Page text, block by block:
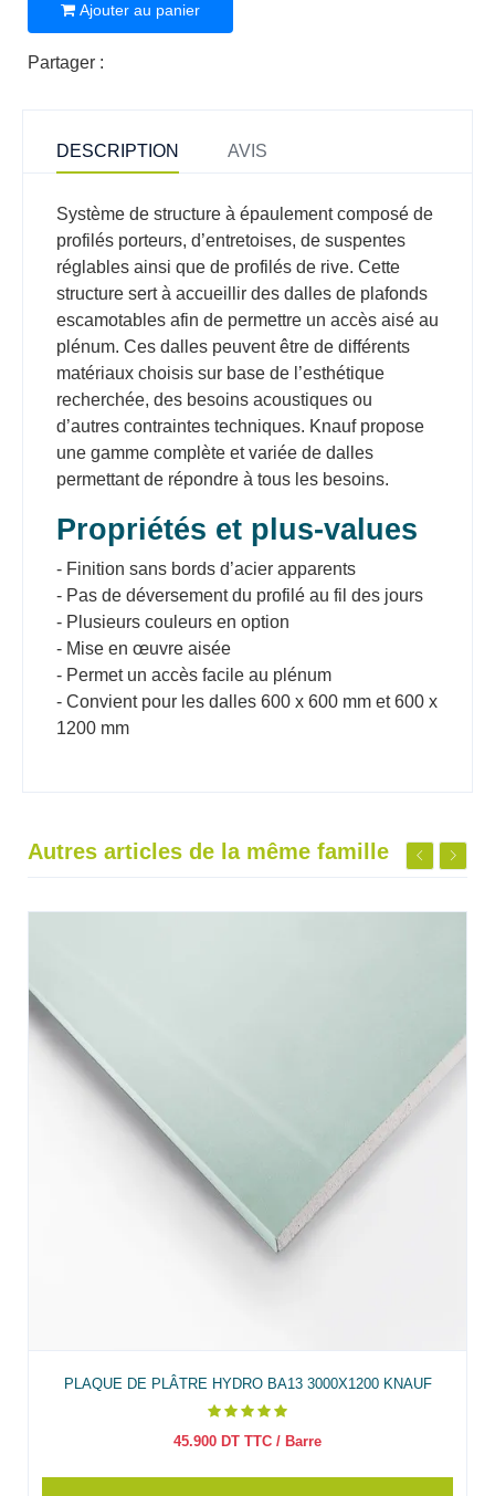
Ajouter au panier
Partager :
DESCRIPTION AVIS
Système de structure à épaulement composé de
profilés porteurs, d’entretoises, de suspentes
réglables ainsi que de profilés de rive. Cette
structure sert à accueillir des dalles de plafonds
escamotables afin de permettre un accès aisé au
plénum. Ces dalles peuvent être de différents
matériaux choisis sur base de l’esthétique
recherchée, des besoins acoustiques ou
d’autres contraintes techniques. Knauf propose
une gamme complète et variée de dalles
permettant de répondre à tous les besoins.
Propriétés et plus-values
- Finition sans bords d’acier apparents
- Pas de déversement du profilé au fil des jours
- Plusieurs couleurs en option
- Mise en œuvre aisée
- Permet un accès facile au plénum
- Convient pour les dalles 600 x 600 mm et 600 x
1200 mm
Autres articles de la même famille
PLAQUE DE PLÂTRE HYDRO BA13 3000X1200 KNAUF
45.900 DT TTC / Barre